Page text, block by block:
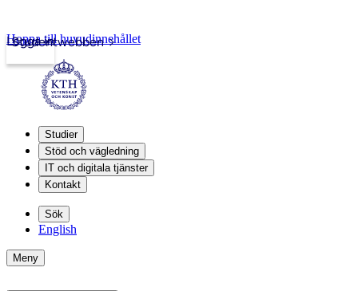
Studentwebben
Logga in
Hoppa till huvudinnehållet
Studier
Stöd och vägledning
IT och digitala tjänster
Kontakt
Sök
English
Meny